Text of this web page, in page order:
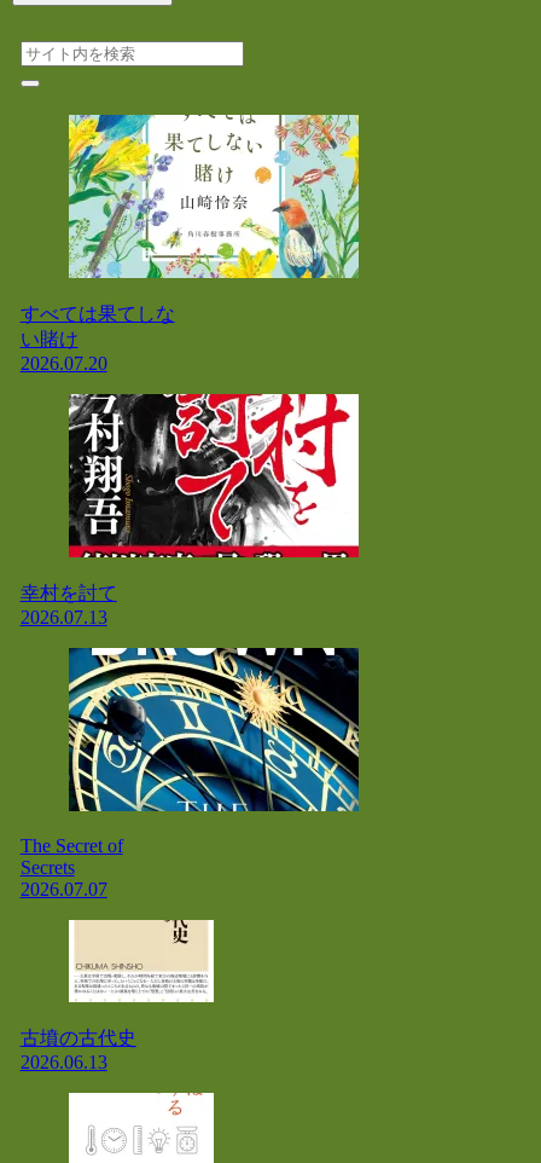
すべては果てしな
い賭け
2026.07.20
幸村を討て
2026.07.13
The Secret of
Secrets
2026.07.07
古墳の古代史
2026.06.13